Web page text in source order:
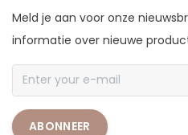
Meld je aan voor onze
informatie over nieuwe
ABONNEER